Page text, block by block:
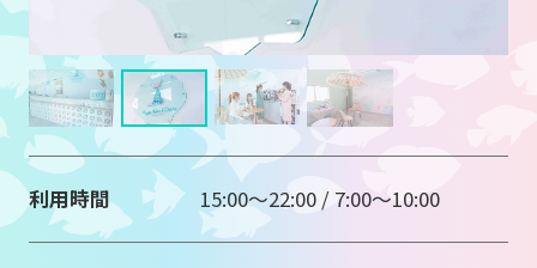
利用時間 15:00～22:00 / 7:00～10:00